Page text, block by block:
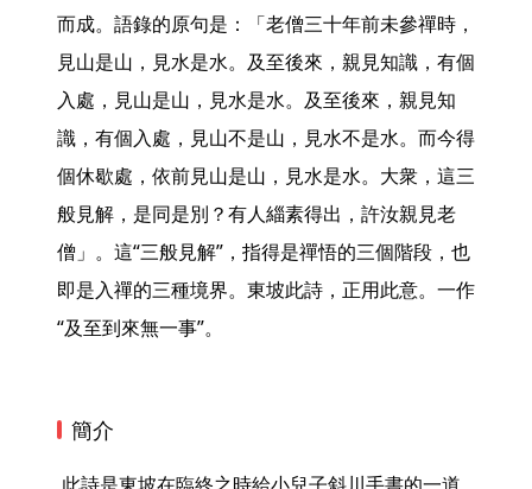
而成。語錄的原句是：「老僧三十年前未參禪時，
見山是山，見水是水。及至後來，親見知識，有個
入處，見山是山，見水是水。及至後來，親見知
識，有個入處，見山不是山，見水不是水。而今得
個休歇處，依前見山是山，見水是水。大衆，這三
般見解，是同是別？有人緇素得出，許汝親見老
僧」。這“三般見解”，指得是禪悟的三個階段，也
即是入禪的三種境界。東坡此詩，正用此意。一作
“及至到來無一事”。
簡介